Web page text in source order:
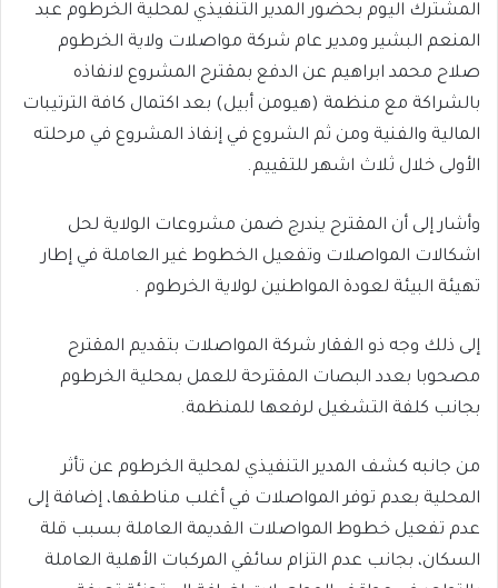
المشترك اليوم بحضور المدير التنفيذي لمحلية الخرطوم عبد
المنعم البشير ومدير عام شركة مواصلات ولاية الخرطوم
صلاح محمد ابراهيم عن الدفع بمقترح المشروع لانفاذه
بالشراكة مع منظمة (هيومن أبيل) بعد اكتمال كافة الترتيبات
المالية والفنية ومن ثم الشروع في إنفاذ المشروع في مرحلته
الأولى خلال ثلاث اشهر للتقييم.
وأشار إلى أن المقترح يندرج ضمن مشروعات الولاية لحل
اشكالات المواصلات وتفعيل الخطوط غير العاملة في إطار
تهيئة البيئة لعودة المواطنين لولاية الخرطوم .
إلى ذلك وجه ذو الفقار شركة المواصلات بتقديم المقترح
مصحوبا بعدد البصات المقترحة للعمل بمحلية الخرطوم
بجانب كلفة التشغيل لرفعها للمنظمة.
من جانبه كشف المدير التنفيذي لمحلية الخرطوم عن تأثر
المحلية بعدم توفر المواصلات في أغلب مناطقها، إضافة إلى
عدم تفعيل خطوط المواصلات القديمة العاملة بسبب قلة
السكان، بجانب عدم التزام سائقي المركبات الأهلية العاملة